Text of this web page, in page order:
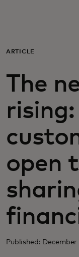
Für
Für die
Für
ARTICLE
The
open
Published: December